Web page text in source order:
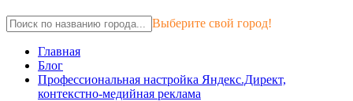
Выберите свой город!
Главная
Блог
Профессиональная настройка Яндекс.Директ,
контекстно-медийная реклама